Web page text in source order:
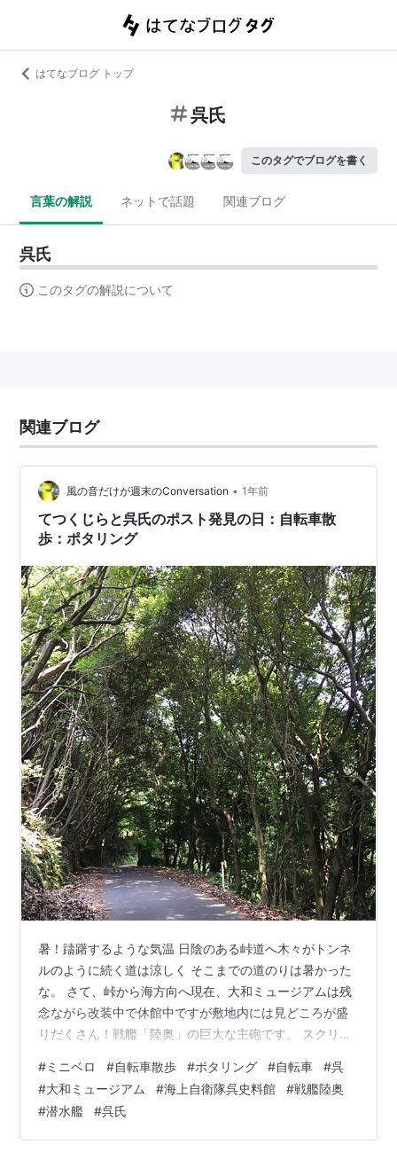
はてなブログ トップ
呉氏
このタグでブログを書く
言葉の解説 ネットで話題 関連ブログ
呉氏
このタグの解説について
関連ブログ
風の音だけが週末のConversation • 1年前
てつくじらと呉氏のポスト発見の日：自転車散
歩：ポタリング
暑！躊躇するような気温 日陰のある峠道へ木々がトンネ
ルのように続く道は涼しく そこまでの道のりは暑かった
な。 さて、峠から海方向へ現在、大和ミュージアムは残
念ながら改装中で休館中ですが敷地内には見どころが盛
りだくさん！戦艦「陸奥」の巨大な主砲です。 スクリュ
艦が巨大だったかを肌で感じられます。 近くにある海上
自衛隊呉史料館、てつのくじら館では日本で唯一の本物
の潜水艦が一部見学出来る施設ジャンボジェットの本体
サイズくらいあるもので対面の道路からではフレームに
#ミニベロ #自転車散歩 #ポタリング #自転車 #呉
#大和ミュージアム #海上自衛隊呉史料館 #戦艦陸奥
#潜水艦 #呉氏